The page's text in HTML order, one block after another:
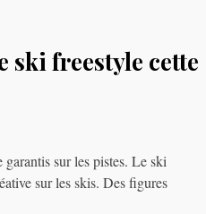
ski freestyle cette
sur les pistes. Le ski
sur les skis. Des figures